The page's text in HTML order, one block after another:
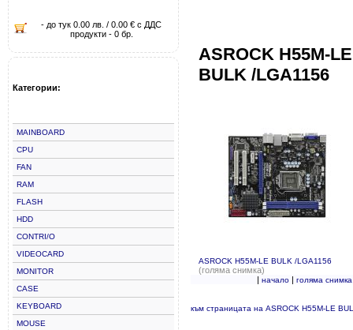
- до тук 0.00 лв. / 0.00 € с ДДС
продукти - 0 бр.
Категории:
MAINBOARD
CPU
FAN
RAM
FLASH
HDD
CONTRI/O
VIDEOCARD
MONITOR
CASE
KEYBOARD
MOUSE
ASROCK H55M-LE
BULK /LGA1156
ASROCK H55M-LE BULK /LGA1156
(голяма снимка)
| начало| голяма снимка
към страницата на ASROCK H55M-LE